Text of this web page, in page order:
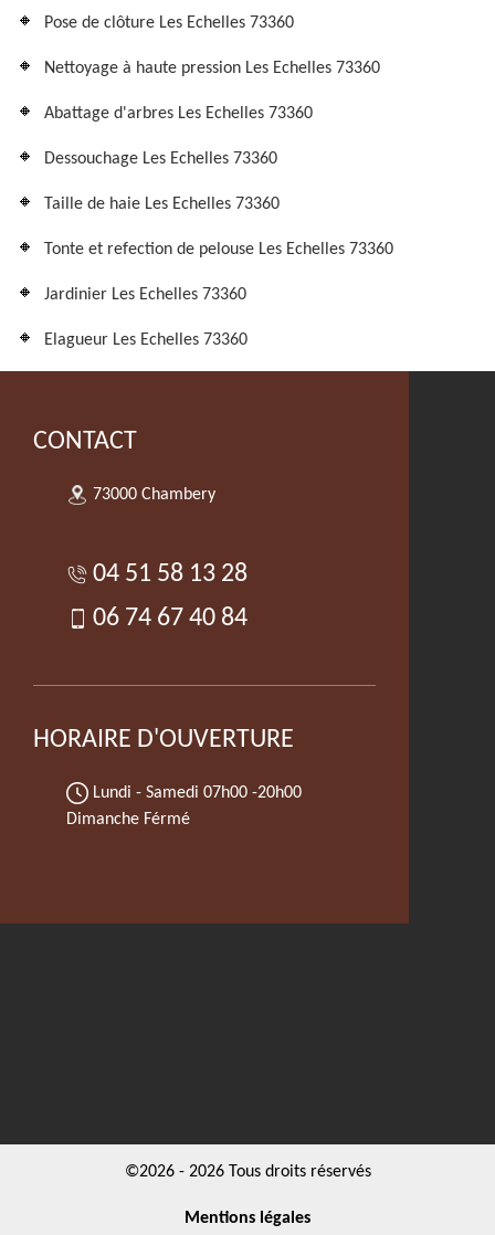
Pose de clôture Les Echelles 73360
Nettoyage à haute pression Les Echelles 73360
Abattage d'arbres Les Echelles 73360
Dessouchage Les Echelles 73360
Taille de haie Les Echelles 73360
Tonte et refection de pelouse Les Echelles 73360
Jardinier Les Echelles 73360
Elagueur Les Echelles 73360
CONTACT
73000 Chambery
04 51 58 13 28
06 74 67 40 84
HORAIRE D'OUVERTURE
Lundi - Samedi 07h00 -20h00
Dimanche Férmé
©2026 - 2026 Tous droits réservés
Mentions légales